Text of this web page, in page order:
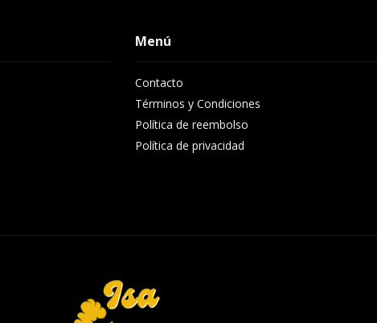
Menú
Contacto
Términos y Condiciones
Política de reembolso
Política de privacidad